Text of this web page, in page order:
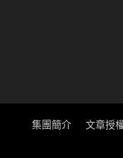
集團簡介 文章授